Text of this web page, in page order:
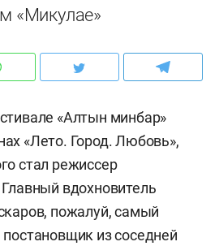
«Микулае»
«Алтын минбар»
«Лето. Город. Любовь»,
стал режиссер
вдохновитель
пожалуй, самый
из соседней